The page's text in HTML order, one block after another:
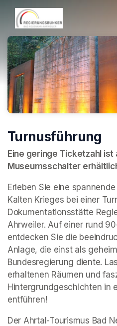
Skip header
Turnusführung
Eine geringe Ticketzahl ist
Museumsschalter
Erleben Sie eine
Kalten Krieges bei einer
Dokumentationsstätte
Ahrweiler. Auf einer rund
entdecken Sie die
Anlage, die einst als
Bundesregierung diente.
erhaltenen Räumen und
Hintergrundgeschichten in
entführen!
Der Ahrtal-Tourismus Bad